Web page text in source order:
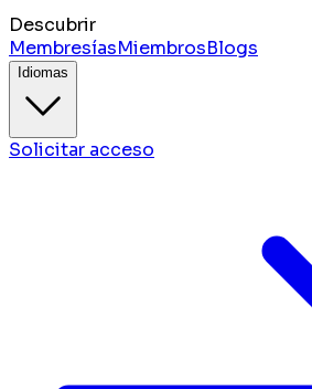
Descubrir
MembresíasMiembrosBlogs
Idiomas
Solicitar acceso